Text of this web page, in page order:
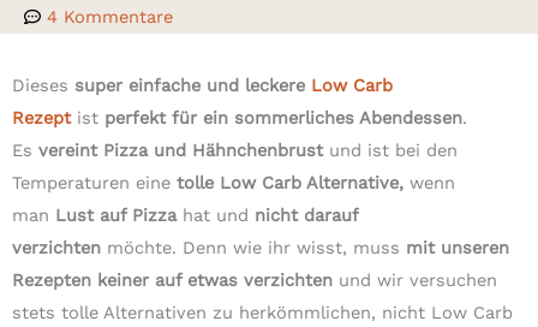
4 Kommentare
Dieses super einfache und leckere Low Carb
Rezeptist perfekt für ein sommerliches Abendessen.
Es vereint Pizza und Hähnchenbrustund ist bei den
Temperaturen eine tolle Low Carb Alternative, wenn
man Lust auf Pizzahat und nicht darauf
verzichten möchte. Denn wie ihr wisst, muss mit unseren
Rezepten keiner auf etwas verzichten und wir versuchen
stets tolle Alternativen zu herkömmlichen, nicht Low Carb